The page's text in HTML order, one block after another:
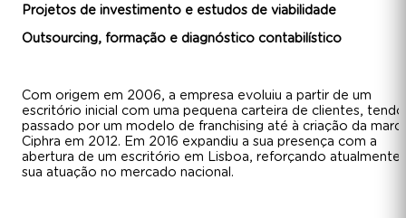
Projetos de investimento e estudos de viabilidade
Outsourcing, formação e diagnóstico contabilístico
Com origem em 2006, a empresa evoluiu a partir de um
escritório inicial com uma pequena carteira de clientes, tendo
passado por um modelo de franchising até à criação da
Ciphra em 2012. Em 2016 expandiu a sua presença com a
abertura de um escritório em Lisboa, reforçando atualmente
sua atuação no mercado nacional.